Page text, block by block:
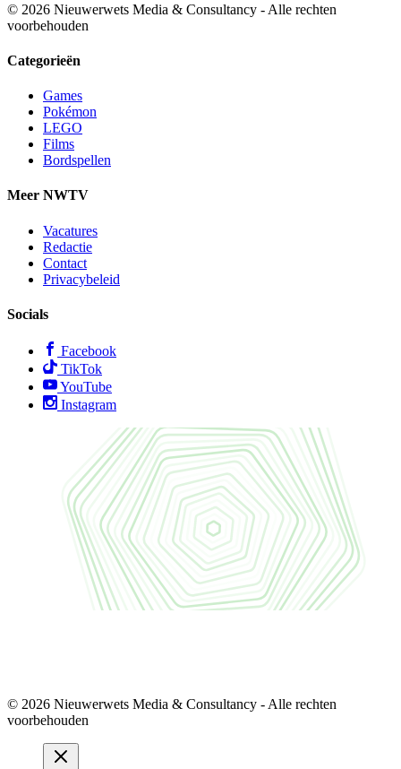
© 2026 Nieuwerwets Media & Consultancy - Alle rechten
voorbehouden
Categorieën
Games
Pokémon
LEGO
Films
Bordspellen
Meer NWTV
Vacatures
Redactie
Contact
Privacybeleid
Socials
Facebook
TikTok
YouTube
Instagram
© 2026 Nieuwerwets Media & Consultancy - Alle rechten
voorbehouden